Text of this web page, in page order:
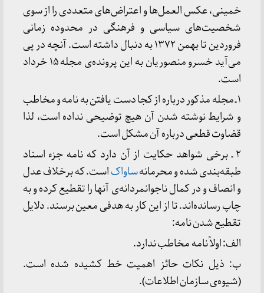
خمینی، عکس العمل‌ها و اعتراض‌های متعددی را از سوی
شخصیت‌های سیاسی و فرهنگی در محدوده زمانی
فروردین تا بهمن ۱۳۷۲ به دنبال داشته است. آنچه در پی
می‌آید خسرو منصوریان به این پرونده‌ی مجله ۱۵ خرداد
است.
۱ ـ مجله مذکور درباره از کجا دست یافتن به نامه و مخاطب
و شرایط نوشته شدن آن هیچ توضیحی نداده است، لذا
قضاوت قطعی درباره آن مشکل است.
۲ ـ برخی شواهد حکایت از آن دارد که نامه جزء اسناد
طبقه‌بندی شده و محرمانهساواکاست. که برخلاف عدل
و انصاف و در کمال ناجوانمردانه‌ی آنها را تقطیع کرده و به
چاپ رسانده‌اند. تا از این کار به هدفی معین برسند. دلایل
تقطیع شدن نامه:
الف: اولاً نامه مخاطب ندارد.
ب: ذیل نکات حائز اهمیت خط کشیده شده است.
(شیوه‌ی سازمان اطلاعات).